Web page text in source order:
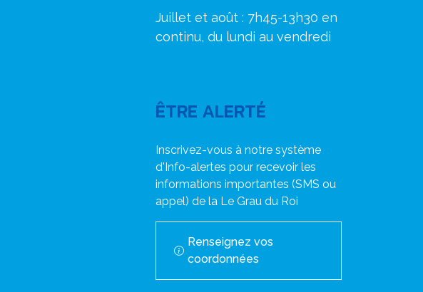
Juillet et août : 7h45-13h30 en
continu, du lundi au vendredi
ÊTRE ALERTÉ
Inscrivez-vous à notre système
d'Info-alertes pour recevoir les
informations importantes (SMS ou
appel) de la Le Grau du Roi
Renseignez vos
coordonnées